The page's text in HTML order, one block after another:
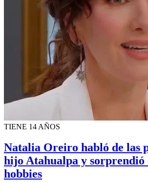
TIENE 14 AÑOS
Natalia Oreiro habló de las
hijo Atahualpa y sorprendió
hobbies